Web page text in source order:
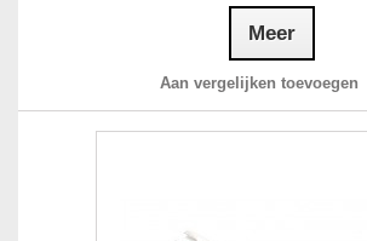
Meer
Aan vergelijken toevoegen